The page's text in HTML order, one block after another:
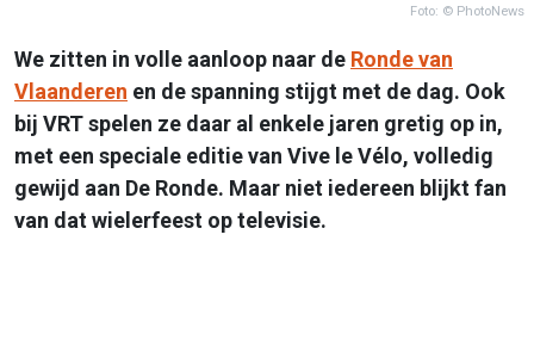
Foto: © PhotoNews
We zitten in volle aanloop naar de Ronde van
Vlaanderen en de spanning stijgt met de dag. Ook
bij VRT spelen ze daar al enkele jaren gretig op in,
met een speciale editie van Vive le Vélo, volledig
gewijd aan De Ronde. Maar niet iedereen blijkt fan
van dat wielerfeest op televisie.